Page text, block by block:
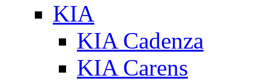
KIA
KIA Cadenza
KIA Carens